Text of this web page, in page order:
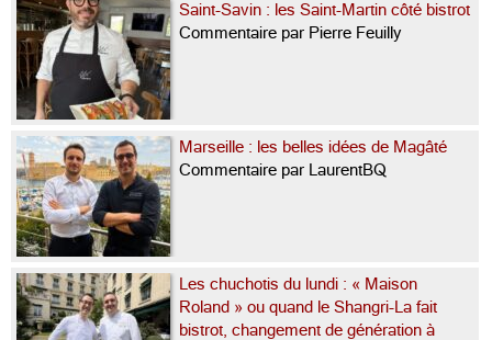
Saint-Savin : les Saint-Martin côté bistrot
Commentaire par Pierre Feuilly
Marseille : les belles idées de Magâté
Commentaire par LaurentBQ
Les chuchotis du lundi : « Maison
Roland » ou quand le Shangri-La fait
bistrot, changement de génération à